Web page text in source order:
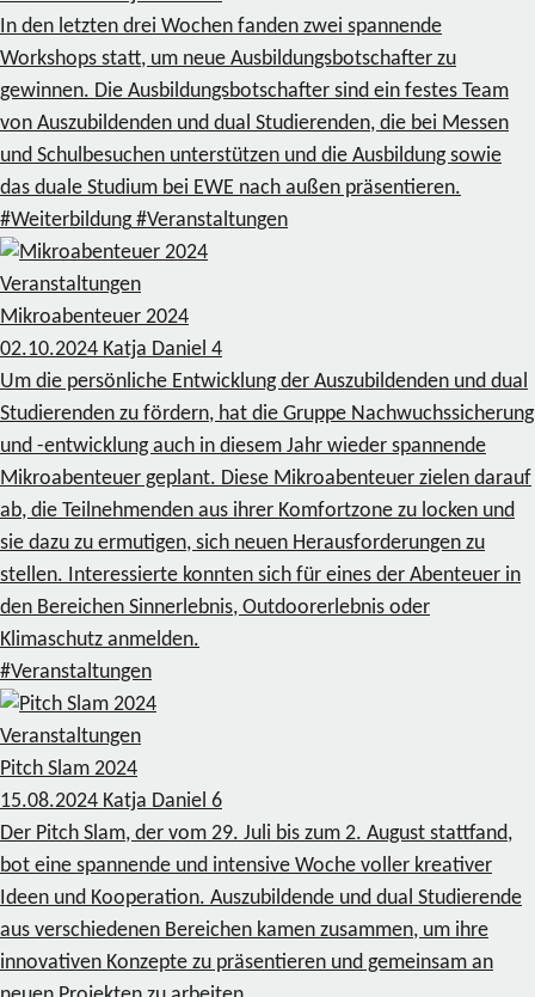
In den letzten drei Wochen fanden zwei spannende
Workshops statt, um neue Ausbildungsbotschafter zu
gewinnen. Die Ausbildungsbotschafter sind ein festes Team
von Auszubildenden und dual Studierenden, die bei Messen
und Schulbesuchen unterstützen und die Ausbildung sowie
das duale Studium bei EWE nach außen präsentieren.
#Weiterbildung #Veranstaltungen
Veranstaltungen
Mikroabenteuer 2024
02.10.2024 Katja Daniel 4
Um die persönliche Entwicklung der Auszubildenden und dual
Studierenden zu fördern, hat die Gruppe Nachwuchssicherung
und -entwicklung auch in diesem Jahr wieder spannende
Mikroabenteuer geplant. Diese Mikroabenteuer zielen darauf
ab, die Teilnehmenden aus ihrer Komfortzone zu locken und
sie dazu zu ermutigen, sich neuen Herausforderungen zu
stellen. Interessierte konnten sich für eines der Abenteuer in
den Bereichen Sinnerlebnis, Outdoorerlebnis oder
Klimaschutz anmelden.
#Veranstaltungen
Veranstaltungen
Pitch Slam 2024
15.08.2024 Katja Daniel 6
Der Pitch Slam, der vom 29. Juli bis zum 2. August stattfand,
bot eine spannende und intensive Woche voller kreativer
Ideen und Kooperation. Auszubildende und dual Studierende
aus verschiedenen Bereichen kamen zusammen, um ihre
innovativen Konzepte zu präsentieren und gemeinsam an